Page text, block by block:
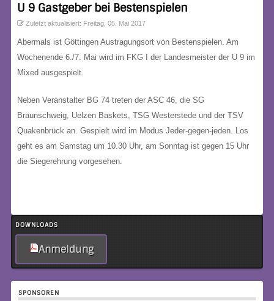
DOWNLOADS
Anmeldung
SPONSOREN
U 9 Gastgeber bei Bestenspielen
Zuletzt aktualisiert: Freitag, 05. Mai 2017
Abermals ist Göttingen Austragungsort von Bestenspielen. Am
Wochenende 6./7. Mai wird im FKG I der Landesmeister der U 9 im
Mixed ausgespielt.
Neben Veranstalter BG 74 treten der ASC 46, die SG
Braunschweig, Uelzen Baskets, TSG Westerstede und der TSV
Quakenbrück an. Gespielt wird im Modus Jeder-gegen-jeden. Los
geht es am Samstag um 10.30 Uhr, am Sonntag ist gegen 15 Uhr
die Siegerehrung vorgesehen.